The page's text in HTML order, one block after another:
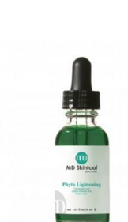
始
價
格：